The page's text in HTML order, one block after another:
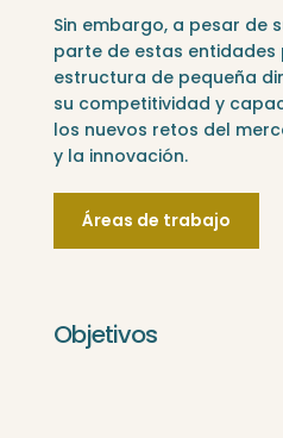
Sin embargo, a pesar de
parte de estas entidades
estructura de pequeña
su competitividad y
los nuevos retos del
y la innovación.
Áreas de trabajo
Objetivos